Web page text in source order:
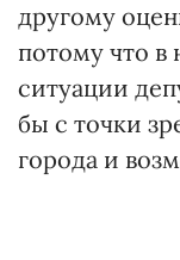
другому
потому что
ситуации
бы с точки
города и
рассуждать